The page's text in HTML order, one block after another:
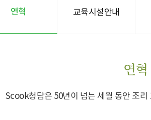
연혁 교육시설안내
연혁
Scook청담은 50년이 넘는 세월 동안 조